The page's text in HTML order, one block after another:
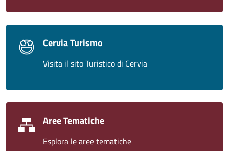
Cervia Turismo
Visita il sito Turistico di Cervia
Aree Tematiche
Esplora le aree tematiche